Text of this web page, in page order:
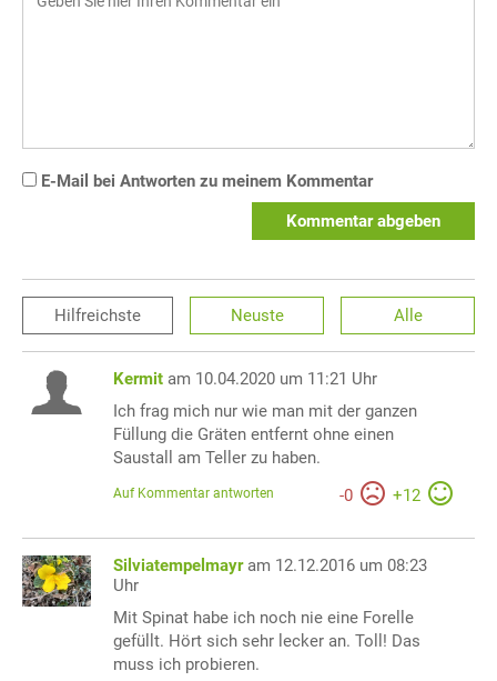
E-Mail bei Antworten zu meinem Kommentar
Kommentar abgeben
Hilfreichste Neuste Alle
Kermit am 10.04.2020 um 11:21 Uhr
Ich frag mich nur wie man mit der ganzen
Füllung die Gräten entfernt ohne einen
Saustall am Teller zu haben.
-0 +12
Auf Kommentar antworten
Silviatempelmayr am 12.12.2016 um 08:23
Uhr
Mit Spinat habe ich noch nie eine Forelle
gefüllt. Hört sich sehr lecker an. Toll! Das
muss ich probieren.